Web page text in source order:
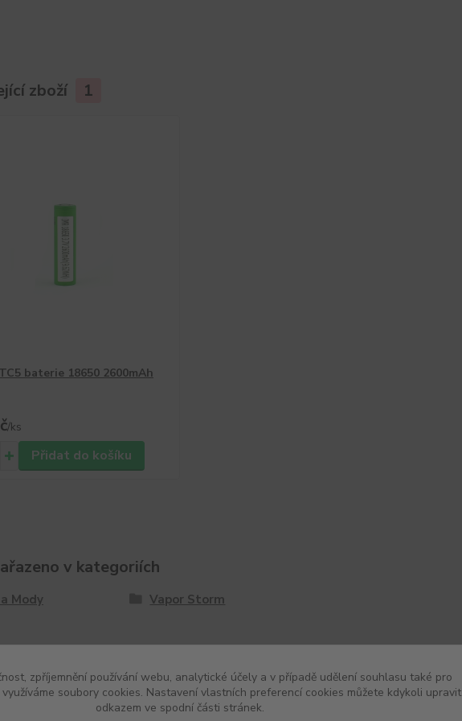
zboží 1
baterie 18650 2600mAh
/ks
Přidat do košíku
v kategoriích
Mody Vapor Storm
zpříjemnění používání webu, analytické účely a v případě udělení souhlasu také pro
soubory cookies. Nastavení vlastních preferencí cookies můžete kdykoli upravit
odkazem ve spodní části stránek.